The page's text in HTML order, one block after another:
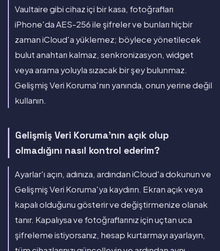
Vaultaire gibi cihaz içi bir kasa, fotoğrafları
iPhone'da AES-256 ile şifreler ve bunları hiçbir
zaman iCloud'a yüklemez; böylece yönetilecek
bulut anahtarı kalmaz, senkronizasyon, widget
veya arama yoluyla sızacak bir şey bulunmaz.
Gelişmiş Veri Koruma'nın yanında, onun yerine değil
kullanın.
Gelişmiş Veri Koruma'nın açık olup
olmadığını nasıl kontrol ederim?
Ayarlar'ı açın, adınıza, ardından iCloud'a dokunun ve
Gelişmiş Veri Koruma'ya kaydırın. Ekran açık veya
kapalı olduğunu gösterir ve değiştirmenize olanak
tanır. Kapalıysa ve fotoğraflarınız için uçtan uca
şifreleme istiyorsanız, hesap kurtarmayı ayarlayın,